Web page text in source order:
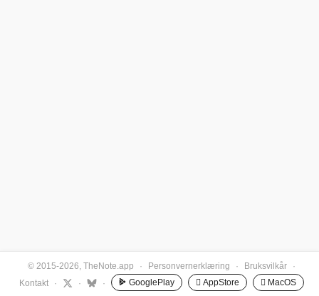
© 2015-2026, TheNote.app · Personvernerklæring · Bruksvilkår
·
Kontakt
· · · GooglePlay  AppStore  MacOS